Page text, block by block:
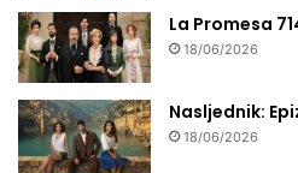
La Promesa
18/06/2026
Nasljednik:
18/06/2026